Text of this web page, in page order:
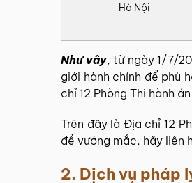
Hà Nội
Như vây, từ ngày 1/7/
giới hành chính để phù
chỉ 12 Phòng Thi hành
Trên đây là Địa chỉ 12
đề vướng mắc, hãy liên
2. Dịch vụ pháp